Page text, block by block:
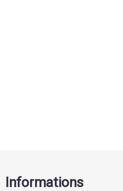
Informations